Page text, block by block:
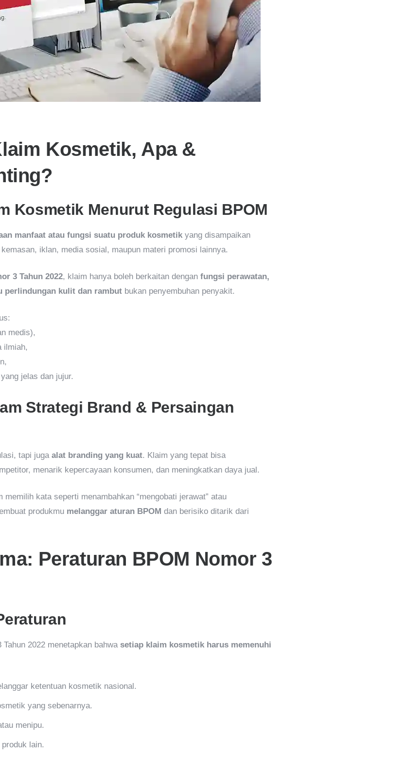
Kosmetik, Apa &
Kosmetik Menurut Regulasi BPOM
manfaat atau fungsi suatu produk kosmetik yang disampaikan
iklan, media sosial, maupun materi promosi lainnya.
3 Tahun 2022, klaim hanya boleh berkaitan dengan fungsi perawatan,
perlindungan kulit dan rambut bukan penyembuhan penyakit.
medis),
ilmiah,
jelas dan jujur.
Strategi Brand & Persaingan
tapi juga alat branding yang kuat. Klaim yang tepat bisa
menarik kepercayaan konsumen, dan meningkatkan daya jual.
kata seperti menambahkan “mengobati jerawat” atau
produkmu melanggar aturan BPOM dan berisiko ditarik dari
Peraturan BPOM Nomor 3
2022 menetapkan bahwa setiap klaim kosmetik harus memenuhi
ketentuan kosmetik nasional.
yang sebenarnya.
menipu.
lain.